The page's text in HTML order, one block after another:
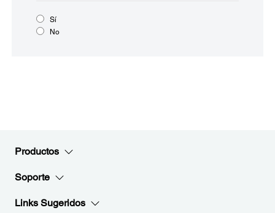
Sí
No
Productos
Soporte
Links Sugeridos